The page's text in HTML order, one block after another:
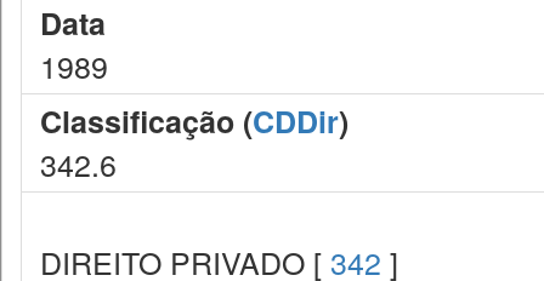
Data
1989
Classificação (CDDir)
342.6
DIREITO PRIVADO [ 342 ]